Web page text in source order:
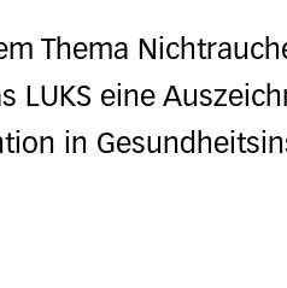
Thema
LUKS eine
in